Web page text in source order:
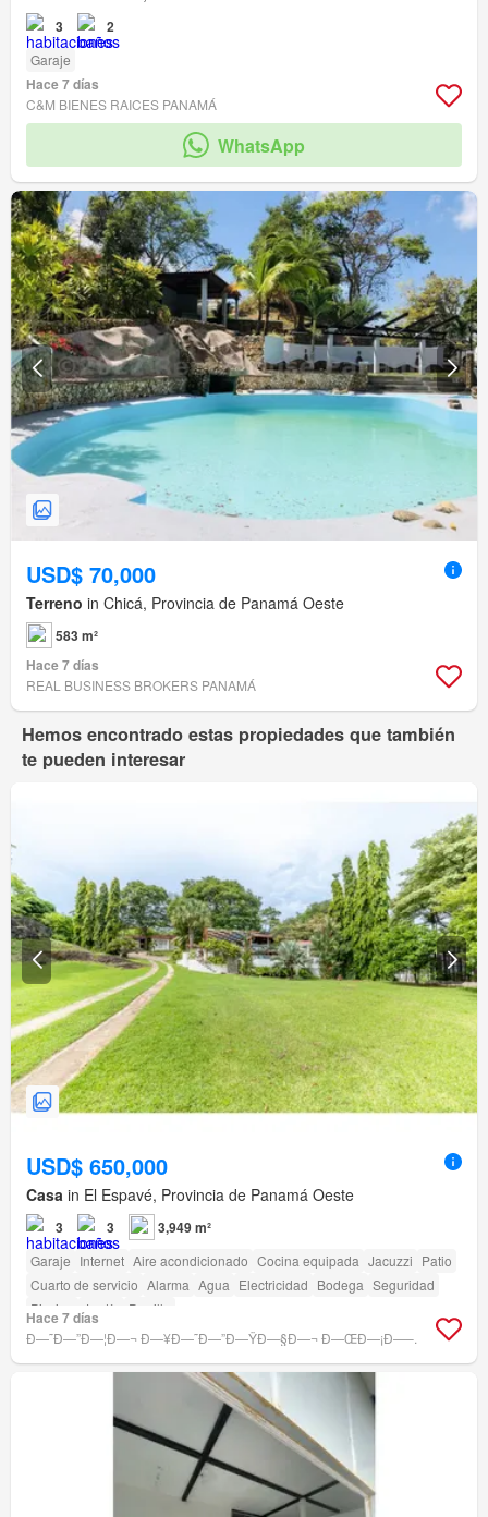
3 2
Garaje
Hace 7 días
C&M BIENES RAICES PANAMÁ
WhatsApp
USD$ 70,000
Terreno in Chicá, Provincia de Panamá Oeste
583 m²
Hace 7 días
REAL BUSINESS BROKERS PANAMÁ
Hemos encontrado estas propiedades que también
te pueden interesar
USD$ 650,000
Casa in El Espavé, Provincia de Panamá Oeste
3 3 3,949 m²
Garaje Internet Aire acondicionado Cocina equipada Jacuzzi Patio
Cuarto de servicio Alarma Agua Electricidad Bodega Seguridad
Piscina
Jardín Parrilla
Hace 7 días
Ð—˜Ð—”Ð—¦Ð—¬ Ð—¥Ð—˜Ð—”Ð—ŸÐ—§Ð—¬ Ð—ŒÐ—¡Ð—–.